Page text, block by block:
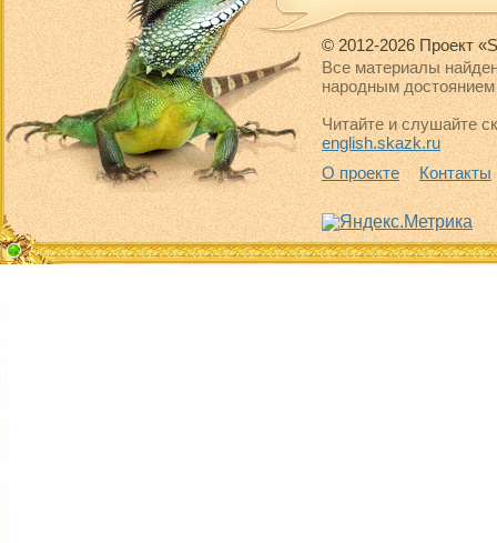
© 2012-2026 Проект
Все материалы
народным достоянием
Читайте и слушайте
english.skazk.ru
О проекте
Контакты